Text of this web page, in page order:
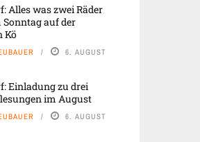
Alles was zwei Räder
auf der
Kö
6. AUGUST
Einladung zu drei
im August
6. AUGUST